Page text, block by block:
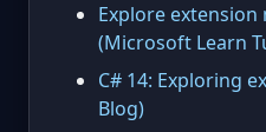
Explore extension
(Microsoft Learn
C# 14: Exploring
Blog)